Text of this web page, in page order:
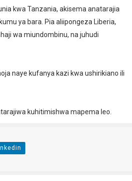
kwa Tanzania, akisema anatarajia
ya bara. Pia aliipongeza Liberia,
wa miundombinu, na juhudi
naye kufanya kazi kwa ushirikiano ili
kuhitimishwa mapema leo.